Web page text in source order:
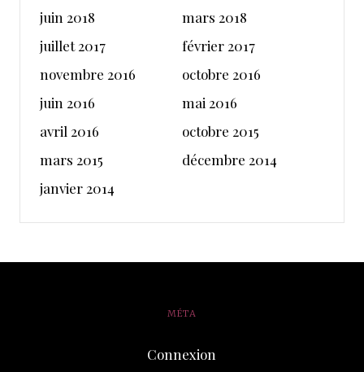
juin 2018
mars 2018
juillet 2017
février 2017
novembre 2016
octobre 2016
juin 2016
mai 2016
avril 2016
octobre 2015
mars 2015
décembre 2014
janvier 2014
MÉTA
Connexion